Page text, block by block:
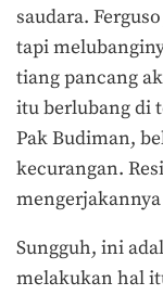
saudara.
tapi
tiang pancang
itu berlubang di
Pak Budiman,
kecurangan.
Sungguh, ini
melakukan hal